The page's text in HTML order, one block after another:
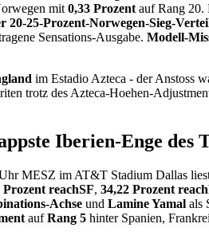
mit 0,33 Prozent auf Rang 20.
20-25-Prozent-Norwegen-Sieg-
Sensations-Ausgabe. Modell-
im Estadio Azteca - der Anstoss
trotz des Azteca-Hoehen-
Iberien-Enge des
MESZ im AT&T Stadium Dallas
Prozent reachSF, 34,22 Prozent
Achse und Lamine Yamal als
aufRang 5 hinter Spanien,